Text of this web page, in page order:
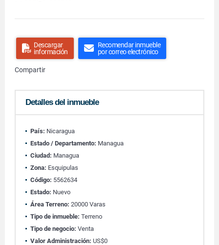
Descargar
información
Recomendar inmueble
por correo electrónico
Compartir
Detalles del inmueble
País: Nicaragua
Estado / Departamento: Managua
Ciudad: Managua
Zona: Esquipulas
Código: 5562634
Estado: Nuevo
Área Terreno: 20000 Varas
Tipo de inmueble: Terreno
Tipo de negocio: Venta
Valor Administración: US$0